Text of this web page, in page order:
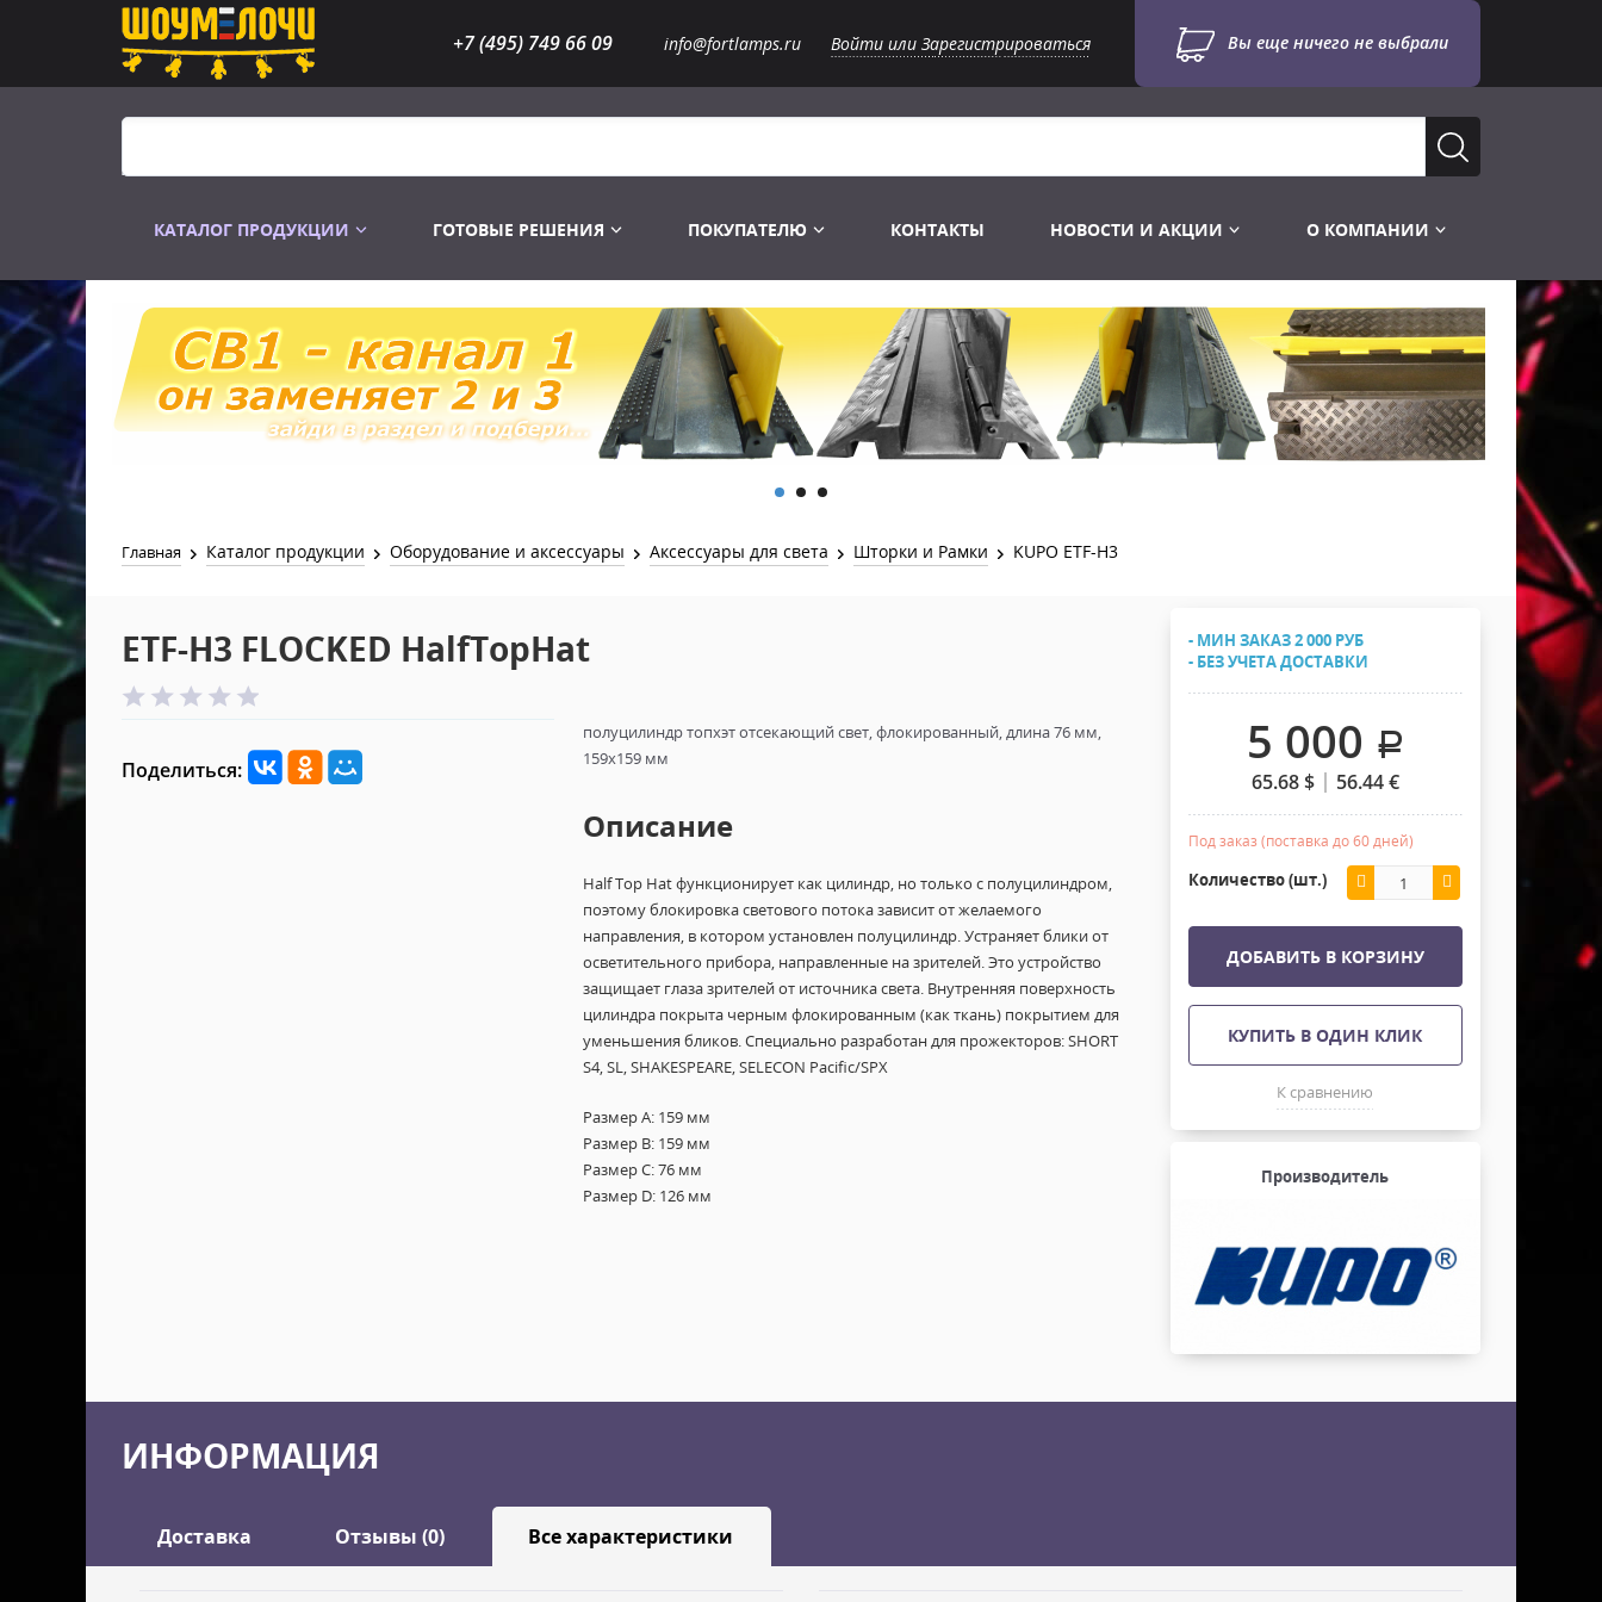
+7 (495) 749 66 09 info@fortlamps.ru Войти или Зарегистрироваться Вы еще ничего не выбрали
КАТАЛОГ ПРОДУКЦИИ
Распродажа
Лампы Винтаж Ретро Декор
Лампы галогенные 6-120 V
Лампы студийные 110-240 V
Лампы-фары PAR
Лампы для бассейна
Лампы газоразрядные
Лампы UV TUV HNS
Лампы видеопроекторные
Пускорегулирующая аппаратура
Распродажа
Перчатки
Сумки и подсумки
Инструменты
Готовые комплекты
Конструктор МИКРОСЦЕНА
Распродажа
Световое оборудование
Аксессуары для света
Лебёдки и Аксессуары
Фермы Штативы Стойки
Защитные чехлы и Кейсы
Распродажа
2х канальные модули
6и канальные модули
Лежачий полицейский ИДН
ГОТОВЫЕ РЕШЕНИЯ ПОКУПАТЕЛЮ КОНТАКТЫ НОВОСТИ И АКЦИИ О КОМПАНИИ
Главная Каталог продукции Оборудование и аксессуары Аксессуары для света Шторки и Рамки KUPO ETF-H3
ETF-H3 FLOCKED HalfTopHat
Поделиться:
полуцилиндр топхэт отсекающий свет, флокированный, длина 76 мм,
159х159 мм
Описание
Half Top Hat функционирует как цилиндр, но только с полуцилиндром,
поэтому блокировка светового потока зависит от желаемого
направления, в котором установлен полуцилиндр. Устраняет блики от
осветительного прибора, направленные на зрителей.Это устройство
защищает глаза зрителей от источника света. Внутренняя поверхность
цилиндра покрыта черным флокированным (как ткань) покрытием для
уменьшения бликов. Специально разработан для прожекторов:SHORT
S4, SL, SHAKESPEARE, SELECON Pacific/SPX
Размер A: 159 мм
Размер B: 159 мм
Размер C: 76 мм
Размер D: 126 мм
- МИН ЗАКАЗ 2 000 РУБ
- БЕЗ УЧЕТА ДОСТАВКИ
5 000 .
65.68$ 56.44€
Под заказ (поставка до 60 дней)
Количество (шт.)
ДОБАВИТЬ В КОРЗИНУ
КУПИТЬ В ОДИН КЛИК
К сравнению
Производитель
ИНФОРМАЦИЯ
Доставка Отзывы (0) Все характеристики